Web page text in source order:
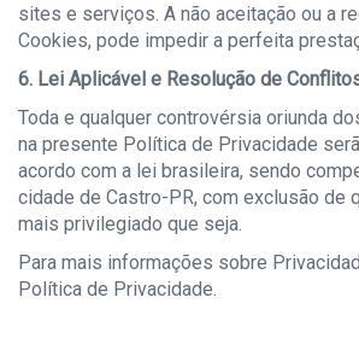
sites e serviços. A não aceitação ou a
Cookies, pode impedir a perfeita
6. Lei Aplicável e Resolução de
Toda e qualquer controvérsia oriunda
na presente Política de Privacidade
acordo com a lei brasileira, sendo
cidade de Castro-PR, com exclusão de
mais privilegiado que seja.
Para mais informações sobre
Política de Privacidade.